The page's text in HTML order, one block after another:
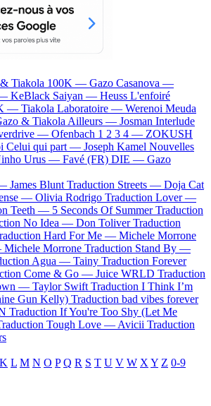
Tiakola 100K — Gazo Casanova —
KeBlack Saiyan — Heuss L'enfoiré
— Tiakola Laboratoire — Werenoi Meuda
& TiakolaAilleurs — Josman Interlude
— Ofenbach 1 2 3 4 — ZOKUSH
Celui qui part — Joseph Kamel Nouvelles
Urus — Favé (FR) DIE — Gazo
James Blunt Traduction Streets — Doja Cat
— Olivia Rodrigo Traduction Lover —
Teeth — 5 Seconds Of Summer Traduction
No Idea — Don Toliver Traduction
Hard For Me — Michele Morrone
Michele Morrone Traduction Stand By —
Agua — Tainy Traduction Forever
Come & Go — Juice WRLD Traduction
— Taylor Swift Traduction I Think I’m
Gun Kelly) Traduction bad vibes forever
Traduction If You're Too Shy (Let Me
Tough Love —Avicii Traduction
K L M N O P Q R S T U V W XY Z 0-9